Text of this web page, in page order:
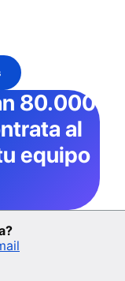
80.000
al
equipo